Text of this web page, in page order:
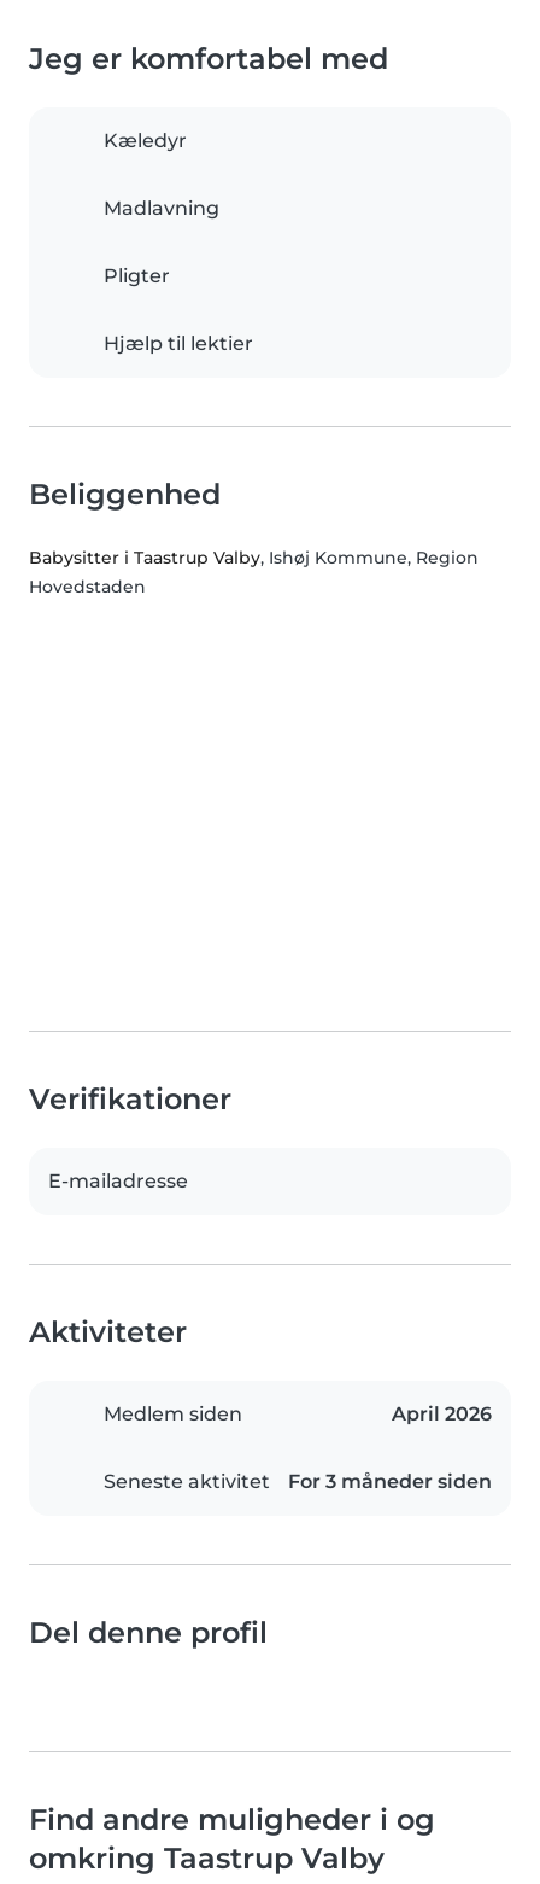
Jeg er komfortabel med
Kæledyr
Madlavning
Pligter
Hjælp til lektier
Beliggenhed
Babysitter i Taastrup Valby, Ishøj Kommune, Region
Hovedstaden
Verifikationer
E-mailadresse
Aktiviteter
Medlem siden April 2026
Seneste aktivitet For 3 måneder siden
Del denne profil
Find andre muligheder i og
omkring Taastrup Valby